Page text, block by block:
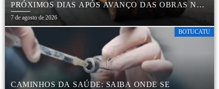
PRÓXIMOS DIAS APÓS AVANÇO DAS OBRAS NA
REGIÃO DA RODOVIÁRIA
7 de agosto de 2026
BOTUCATU
CAMINHOS DA SAÚDE: SAIBA ONDE SE